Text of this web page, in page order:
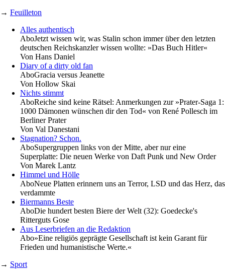
→ Feuilleton
Alles authentisch
AboJetzt wissen wir, was Stalin schon immer über den letzten
deutschen Reichskanzler wissen wollte: »Das Buch Hitler«
Von Hans Daniel
Diary of a dirty old fan
AboGracia versus Jeanette
Von Hollow Skai
Nichts stimmt
AboReiche sind keine Rätsel: Anmerkungen zur »Prater-Saga 1:
1000 Dämonen wünschen dir den Tod« von René Pollesch im
Berliner Prater
Von Val Danestani
Stagnation? Schon.
AboSupergruppen links von der Mitte, aber nur eine
Superplatte: Die neuen Werke von Daft Punk und New Order
Von Marek Lantz
Himmel und Hölle
AboNeue Platten erinnern uns an Terror, LSD und das Herz, das
verdammte
Biermanns Beste
AboDie hundert besten Biere der Welt (32): Goedecke's
Ritterguts Gose
Aus Leserbriefen an die Redaktion
Abo»Eine religiös geprägte Gesellschaft ist kein Garant für
Frieden und humanistische Werte.«
→ Sport